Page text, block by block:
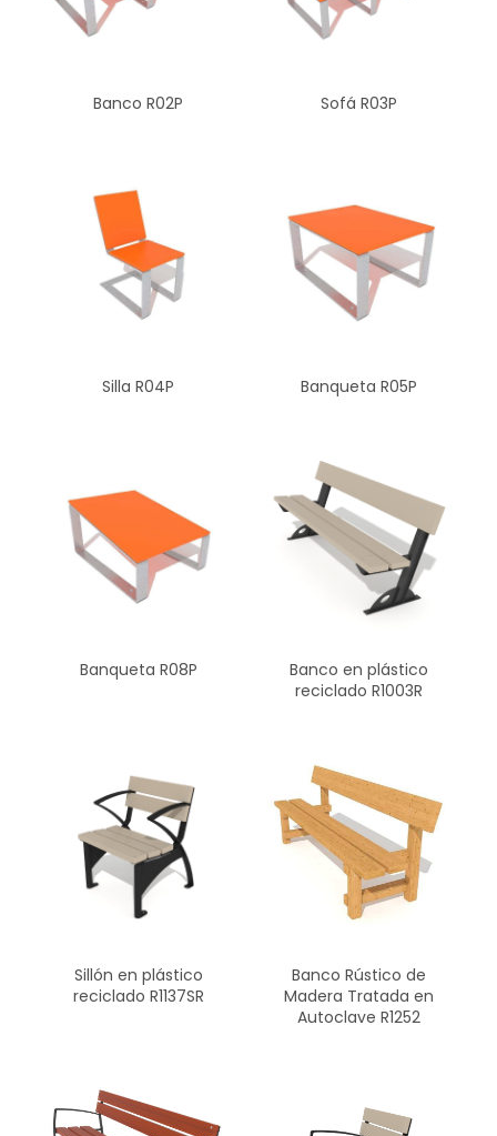
Banco R02P Sofá R03P
Silla R04P Banqueta R05P
Banqueta R08P
Banco en plástico
reciclado R1003R
Sillón en plástico
reciclado R1137SR
Banco Rústico de
Madera Tratada en
Autoclave R1252